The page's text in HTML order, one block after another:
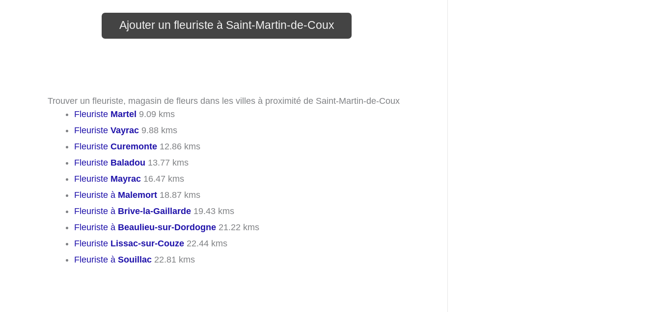
Ajouter un fleuriste à Saint-Martin-de-Coux
Trouver un fleuriste, magasin de fleurs dans les villes à proximité de Saint-Martin-de-Coux
Fleuriste Martel 9.09 kms
Fleuriste Vayrac 9.88 kms
Fleuriste Curemonte 12.86 kms
Fleuriste Baladou 13.77 kms
Fleuriste Mayrac 16.47 kms
Fleuriste à Malemort 18.87 kms
Fleuriste à Brive-la-Gaillarde 19.43 kms
Fleuriste à Beaulieu-sur-Dordogne 21.22 kms
Fleuriste Lissac-sur-Couze 22.44 kms
Fleuriste à Souillac 22.81 kms